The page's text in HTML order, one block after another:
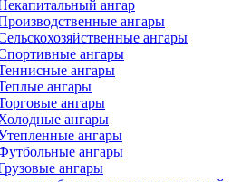
ангар
ангары
ангары
ангары
ангары
ангары
ангары
ангары
ангары
ангары
ангары